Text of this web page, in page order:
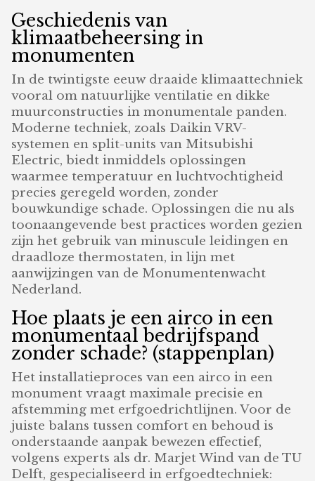
Geschiedenis van
klimaatbeheersing in
monumenten
In de twintigste eeuw draaide klimaattechniek
vooral om natuurlijke ventilatie en dikke
muurconstructies in monumentale panden.
Moderne techniek, zoals Daikin VRV-
systemen en split-units van Mitsubishi
Electric, biedt inmiddels oplossingen
waarmee temperatuur en luchtvochtigheid
precies geregeld worden, zonder
bouwkundige schade. Oplossingen die nu als
toonaangevende best practices worden gezien
zijn het gebruik van minuscule leidingen en
draadloze thermostaten, in lijn met
aanwijzingen van de Monumentenwacht
Nederland.
Hoe plaats je een airco in een
monumentaal bedrijfspand
zonder schade? (stappenplan)
Het installatieproces van een airco in een
monument vraagt maximale precisie en
afstemming met erfgoedrichtlijnen. Voor de
juiste balans tussen comfort en behoud is
onderstaande aanpak bewezen effectief,
volgens experts als dr. Marjet Wind van de TU
Delft, gespecialiseerd in erfgoedtechniek: